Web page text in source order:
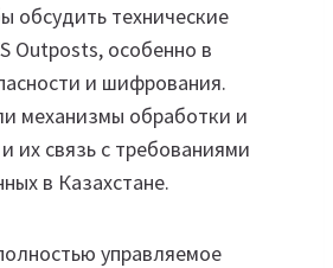
обсудить технические
Outposts, особенно в
и шифрования.
механизмы обработки и
их связь с требованиями
в Казахстане.
управляемое